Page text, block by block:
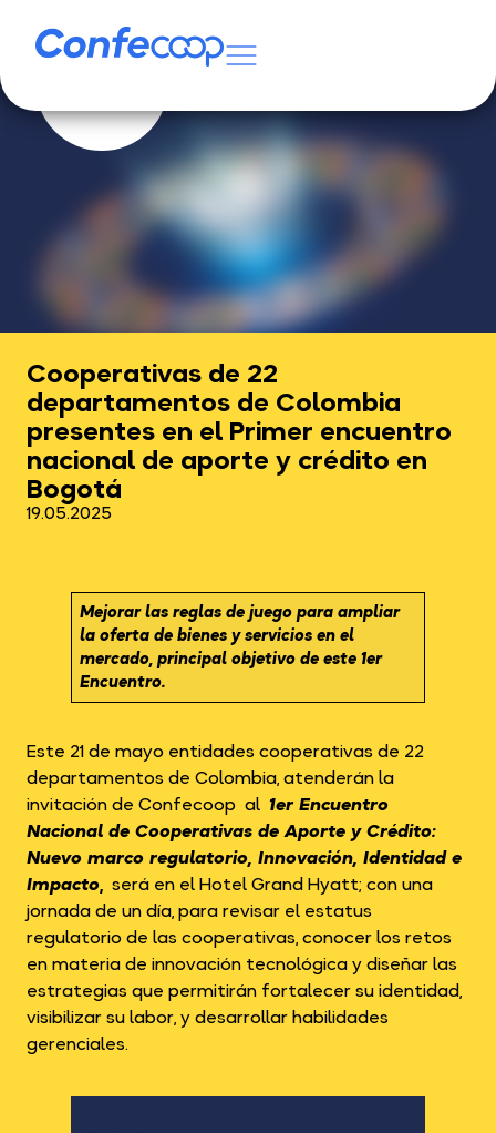
Cooperativas de 22
departamentos de Colombia
presentes en el Primer encuentro
nacional de aporte y crédito en
Bogotá
19.05.2025
Mejorar las reglas de juego para ampliar
la oferta de bienes y servicios en el
mercado, principal objetivo de este 1er
Encuentro.
Este 21 de mayo entidades cooperativas de 22
departamentos de Colombia, atenderán la
invitación de Confecoop al 1er Encuentro
Nacional de Cooperativas de Aporte y Crédito:
Nuevo marco regulatorio, Innovación, Identidad e
Impacto, será en el Hotel Grand Hyatt; con una
jornada de un día, para revisar el estatus
regulatorio de las cooperativas, conocer los retos
en materia de innovación tecnológica y diseñar las
estrategias que permitirán fortalecer su identidad,
visibilizar su labor, y desarrollar habilidades
gerenciales.